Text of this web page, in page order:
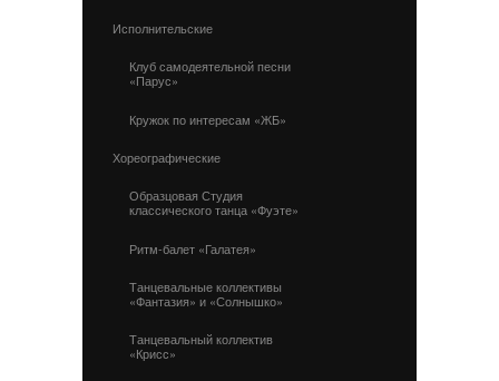
Исполнительские
Клуб самодеятельной песни
«Парус»
Кружок по интересам «ЖБ»
Хореографические
Образцовая Студия
классического танца «Фуэте»
Ритм-балет «Галатея»
Танцевальные коллективы
«Фантазия» и «Солнышко»
Танцевальный коллектив
«Крисс»